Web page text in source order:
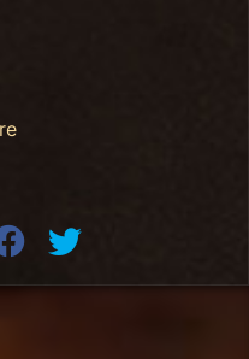
Facebook